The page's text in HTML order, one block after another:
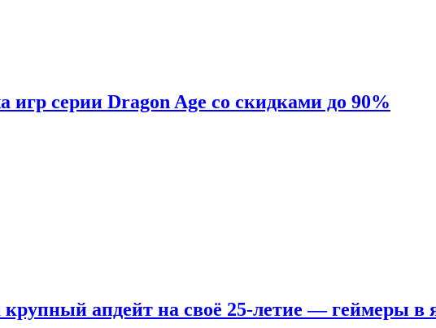
игр серии Dragon Age со скидками до 90%
апдейт на своё 25-летие — геймеры в